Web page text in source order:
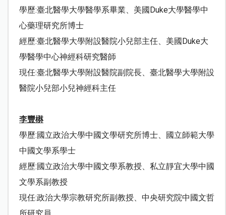
學歷:臺北醫學大學醫學系畢業、美國 Duke大學醫學中
心藥理研究所博士
經歷:臺北醫學大學附設醫院小兒部主任、美國 Duke大
學醫學中心神經科研究醫師
現任:臺北醫學大學附設醫院副院長、臺北醫學大學附設
醫院小兒部小兒神經科主任
李豐楙
學歷:國立政治大學中國文學研究所博士、國立師範大學
中國文學系學士
經歷:國立政治大學中國文學系教授、私立靜宜大學中國
文學系副教授
現任:政治大學宗教研究所副教授、中央研究院中國文哲